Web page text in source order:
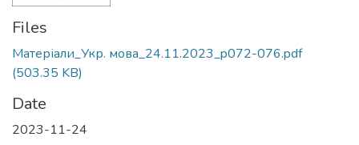
Files
Матеріали_Укр. мова_24.11.2023_p072-076.pdf
(503.35 KB)
Date
2023-11-24